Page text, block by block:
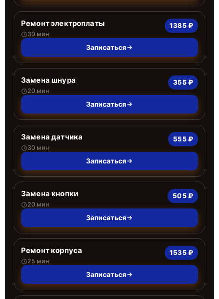
Ремонт электроплаты
30 мин
1385 ₽
Записаться
Замена шнура
20 мин
355 ₽
Записаться
Замена датчика
30 мин
555 ₽
Записаться
Замена кнопки
20 мин
505 ₽
Записаться
Ремонт корпуса
25 мин
1535 ₽
Записаться